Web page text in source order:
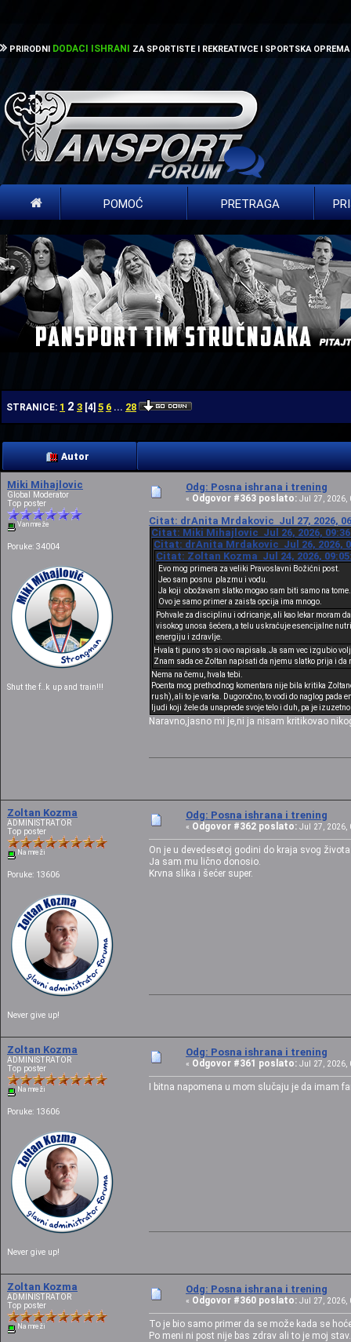
PRIRODNI DODACI ISHRANI ZA SPORTISTE I REKREATIVCE I SPORTSKA OPREMA
POMOĆ PRETRAGA
STRANICE: 1 2 3 [4] 5 6 ... 28
Autor
Miki Mihajlovic
Global Moderator
Top poster
Van mreže
Poruke: 34004
Shut the f..k up and train!!!
Odg: Posna ishrana i trening
« Odgovor #363 poslato: Jul 27, 2026,
Citat: drAnita Mrdakovic Jul 27, 2026,
Citat: Miki Mihajlovic Jul 26, 2026,
Citat: drAnita Mrdakovic Jul 26, 2026,
Citat: Zoltan Kozma Jul 24, 2026,
Evo mog primera za veliki Pravoslavni Božićni post.
Jeo sam posnu plazmu i vodu.
Ja koji obožavam slatko mogao sam biti samo na tome.
Ovo je samo primer a zaista opcija ima mnogo.
Pohvale za disciplinu i odricanje, ali kao lekar moram
visokog unosa šećera, a telu uskraćuje esencijalne
energiju i zdravlje.
Hvala ti puno sto si ovo napisala.Ja sam vec izgubio
Znam sada ce Zoltan napisati da njemu slatko prija i
Nema na čemu, hvala tebi.
Poenta mog prethodnog komentara nije bila kritika
rush), ali to je varka. Dugoročno, to vodi do naglog
ljudi koji žele da unaprede svoje telo i duh, pa je
Naravno,jasno mi je,ni ja nisam kritikovao
Zoltan Kozma
ADMINISTRATOR
Top poster
Na mreži
Poruke: 13606
Never give up!
Odg: Posna ishrana i trening
« Odgovor #362 poslato: Jul 27, 2026,
On je u devedesetoj godini do kraja svog
Ja sam mu lično donosio.
Krvna slika i šećer super.
Zoltan Kozma
ADMINISTRATOR
Top poster
Na mreži
Poruke: 13606
Never give up!
Odg: Posna ishrana i trening
« Odgovor #361 poslato: Jul 27, 2026,
I bitna napomena u mom slučaju je da imam
Zoltan Kozma
ADMINISTRATOR
Top poster
Na mreži
Odg: Posna ishrana i trening
« Odgovor #360 poslato: Jul 27, 2026,
To je bio samo primer da se može kada se
Po meni ni post nije bas zdrav ali to je moj stav.